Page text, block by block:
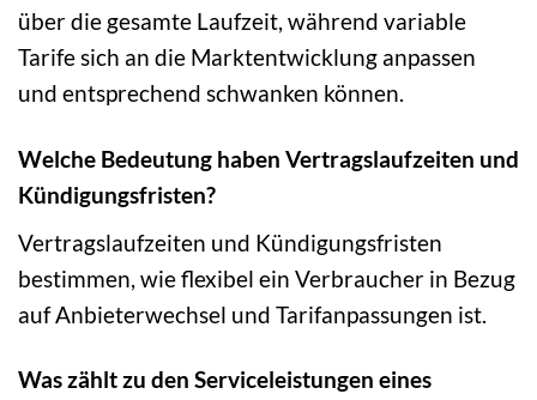
über die gesamte Laufzeit, während variable
Tarife sich an die Marktentwicklung anpassen
und entsprechend schwanken können.
Welche Bedeutung haben Vertragslaufzeiten und
Kündigungsfristen?
Vertragslaufzeiten und Kündigungsfristen
bestimmen, wie flexibel ein Verbraucher in Bezug
auf Anbieterwechsel und Tarifanpassungen ist.
Was zählt zu den Serviceleistungen eines